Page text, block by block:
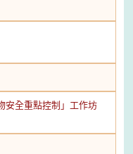
安全重點控制」工作坊